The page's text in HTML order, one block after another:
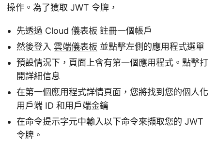
操作。為了獲取 JWT 令牌，
先透過 Cloud 儀表板 註冊一個帳戶
然後登入 雲端儀表板 並點擊左側的應用程式選單
預設情況下，頁面上會有第一個應用程式。點擊打
開詳細信息
在第一個應用程式詳情頁面，您將找到您的個人化
用戶端 ID 和用戶端金鑰
在命令提示字元中輸入以下命令來擷取您的 JWT
令牌。